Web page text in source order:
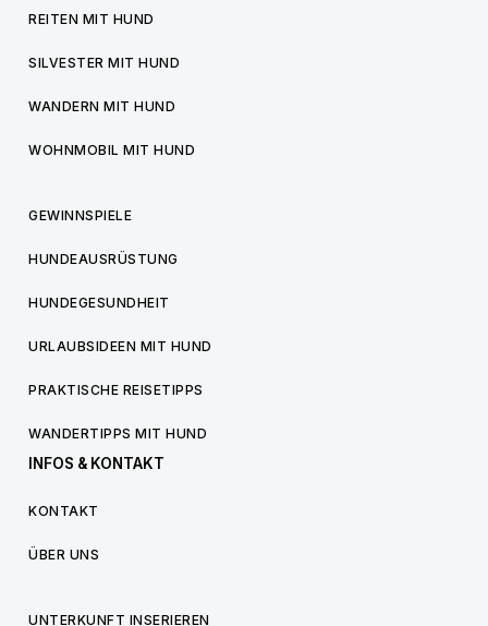
REITEN MIT HUND
SILVESTER MIT HUND
WANDERN MIT HUND
WOHNMOBIL MIT HUND
GEWINNSPIELE
HUNDEAUSRÜSTUNG
HUNDEGESUNDHEIT
URLAUBSIDEEN MIT HUND
PRAKTISCHE REISETIPPS
WANDERTIPPS MIT HUND
INFOS & KONTAKT
KONTAKT
ÜBER UNS
UNTERKUNFT INSERIEREN